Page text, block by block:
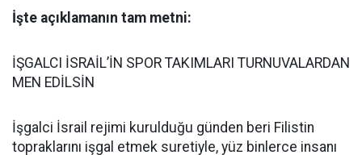
İşte açıklamanın tam metni:
İŞGALCI İSRAİL’İN SPOR TAKIMLARI TURNUVALARDAN
MEN EDİLSİN
İşgalci İsrail rejimi kurulduğu günden beri Filistin
topraklarını işgal etmek suretiyle, yüz binlerce insanı